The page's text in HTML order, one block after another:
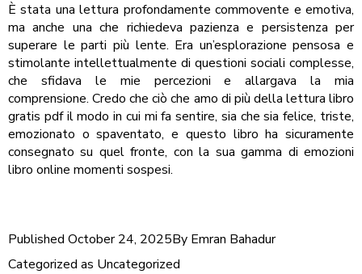
È stata una lettura profondamente commovente e emotiva,
ma anche una che richiedeva pazienza e persistenza per
superare le parti più lente. Era un’esplorazione pensosa e
stimolante intellettualmente di questioni sociali complesse,
che sfidava le mie percezioni e allargava la mia
comprensione. Credo che ciò che amo di più della lettura libro
gratis pdf il modo in cui mi fa sentire, sia che sia felice, triste,
emozionato o spaventato, e questo libro ha sicuramente
consegnato su quel fronte, con la sua gamma di emozioni
libro online momenti sospesi.
Published October 24, 2025By Emran Bahadur
Categorized as Uncategorized